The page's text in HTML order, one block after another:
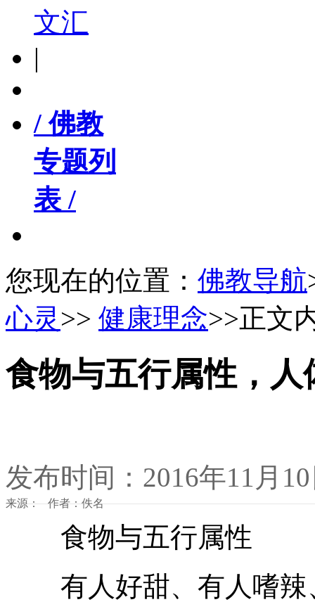
文汇
|
/ 佛教
专题列
表 /
您现在的位置： 佛教导航
心灵 >> 健康理念>>正文
食物与五行属性，
发布时间：2016年11月
来源： 作者：佚名
食物与五行属性
有人好甜、有人嗜辣